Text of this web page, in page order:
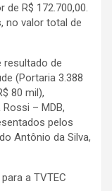
R$ 172.700,00.
no valor total de
resultado de
(Portaria 3.388
80 mil),
– MDB,
pelos
Antônio da Silva,
a TVTEC